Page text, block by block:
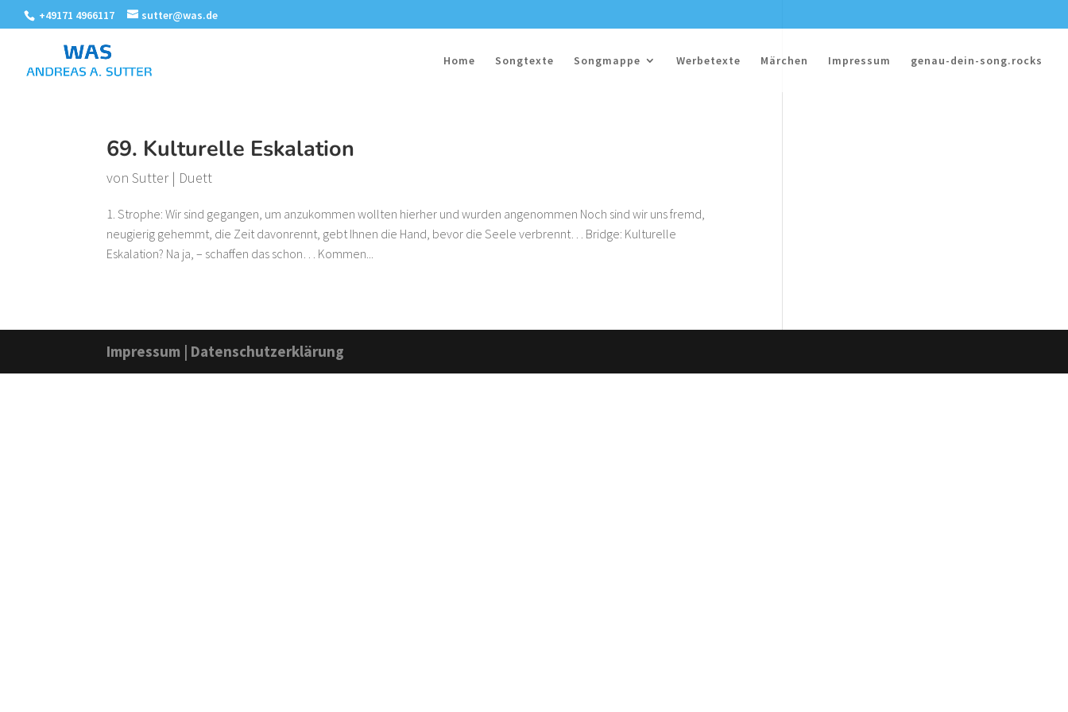
+49171 4966117 sutter@was.de
Home Songtexte Songmappe Werbetexte Märchen Impressum genau-dein-song.rocks
69. Kulturelle Eskalation
vonSutter| Duett
1. Strophe: Wir sind gegangen, um anzukommen wollten hierher und wurden angenommen Noch sind wir uns fremd,
neugierig gehemmt, die Zeit davonrennt, gebt Ihnen die Hand, bevor die Seele verbrennt… Bridge: Kulturelle
Eskalation? Na ja, – schaffen das schon… Kommen...
Impressum | Datenschutzerklärung